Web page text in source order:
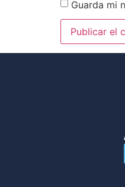
Guarda mi